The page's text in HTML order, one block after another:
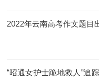
2022年云南高考作文题目
“昭通女护士跪地救人”追